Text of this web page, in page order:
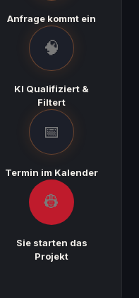
Anfrage kommt ein
🧠
KI Qualifiziert &
Filtert
📅
Termin im Kalender
👷
Sie starten das
Projekt